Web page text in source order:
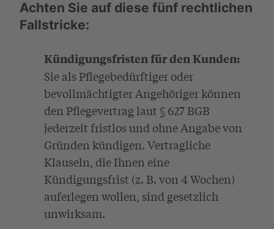
Achten Sie auf diese fünf rechtlichen
Fallstricke:
Kündigungsfristen für den Kunden:
Sie als Pflegebedürftiger oder
bevollmächtigter Angehöriger können
den Pflegevertrag laut § 627 BGB
jederzeit fristlos und ohne Angabe von
Gründen kündigen. Vertragliche
Klauseln, die Ihnen eine
Kündigungsfrist (z. B. von 4 Wochen)
auferlegen wollen, sind gesetzlich
unwirksam.